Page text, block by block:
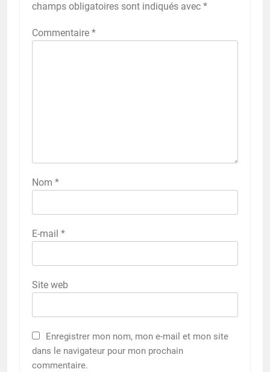
champs obligatoires sont indiqués avec *
Commentaire *
Nom *
E-mail *
Site web
Enregistrer mon nom, mon e-mail et mon site
dans le navigateur pour mon prochain
commentaire.